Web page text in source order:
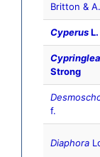
Britton &
CyperusL.
Cypringlea
Strong
f.
Diaphora